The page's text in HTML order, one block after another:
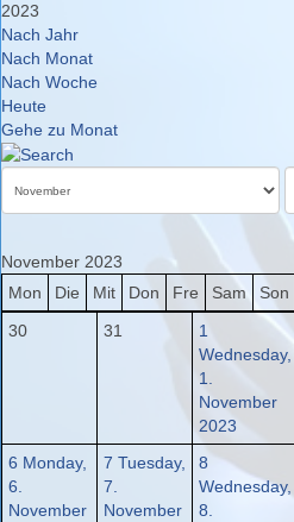
2023
Nach Jahr
Nach Monat
Nach Woche
Heute
Gehe zu Monat
November 2023
Mon
Die Mit Don Fre Sam
Son
30
31
1
Wednesday,
1.
November
2023
6 Monday,
6.
November
7 Tuesday,
7.
November
8
Wednesday,
8.